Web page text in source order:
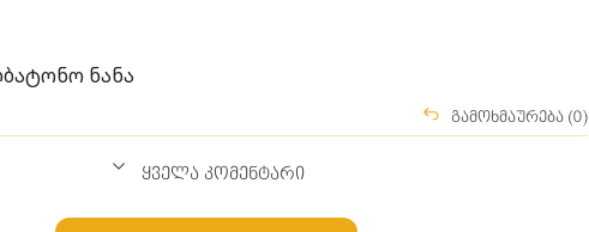
ნანა
გამოხმაურება (0)
ყველა კომენტარი